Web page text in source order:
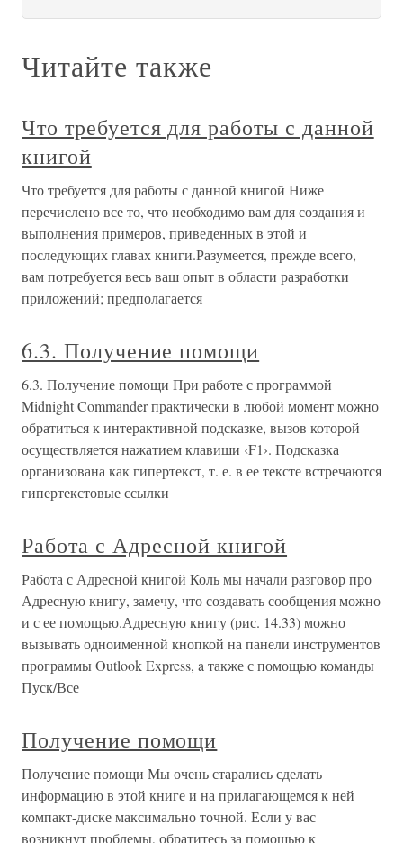
Читайте также
Что требуется для работы с данной
книгой
Что требуется для работы с данной книгой Ниже
перечислено все то, что необходимо вам для создания и
выполнения примеров, приведенных в этой и
последующих главах книги.Разумеется, прежде всего,
вам потребуется весь ваш опыт в области разработки
приложений; предполагается
6.3. Получение помощи
6.3. Получение помощи При работе с программой
Midnight Commander практически в любой момент можно
обратиться к интерактивной подсказке, вызов которой
осуществляется нажатием клавиши ‹F1›. Подсказка
организована как гипертекст, т. е. в ее тексте встречаются
гипертекстовые ссылки
Работа с Адресной книгой
Работа с Адресной книгой Коль мы начали разговор про
Адресную книгу, замечу, что создавать сообщения можно
и с ее помощью.Адресную книгу (рис. 14.33) можно
вызывать одноименной кнопкой на панели инструментов
программы Outlook Express, a также с помощью команды
Пуск/Все
Получение помощи
Получение помощи Мы очень старались сделать
информацию в этой книге и на прилагающемся к ней
компакт-диске максимально точной. Если у вас
возникнут проблемы, обратитесь за помощью к